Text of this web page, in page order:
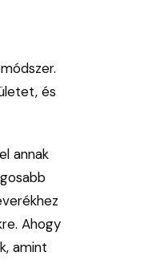
és
annak
Ahogy
amint